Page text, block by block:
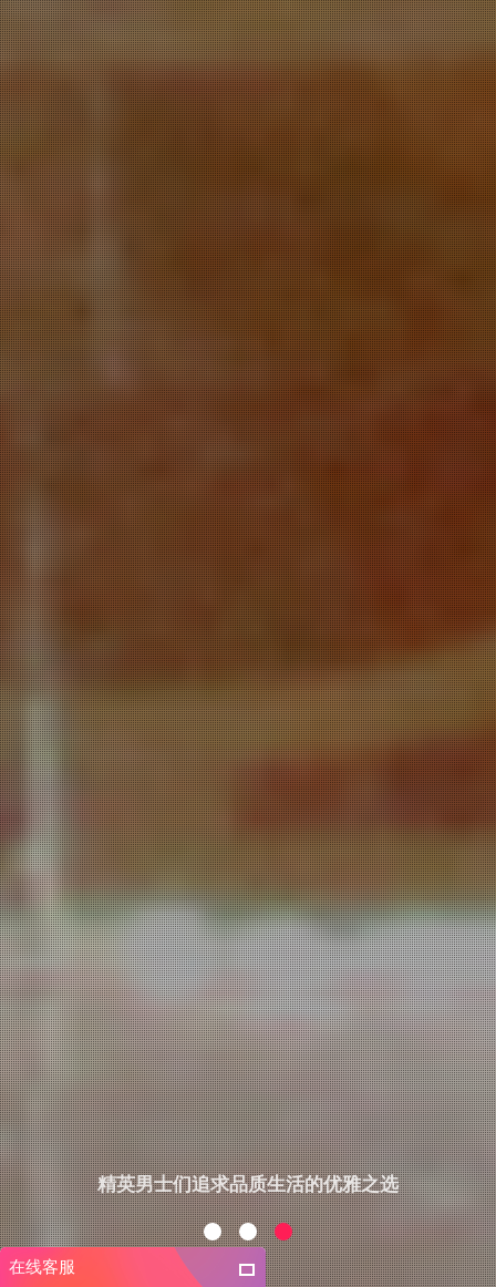
在线客服
精英男士们追求品质生活的优雅之选